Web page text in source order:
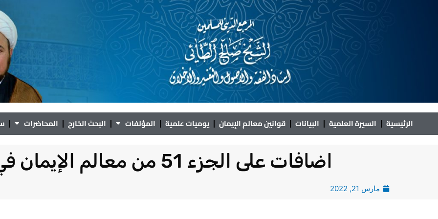
الرئيسية السيرة العلمية البيانات قوانين معالم الإيمان يوميات علمية المؤلفات البحث الخارج المحاضرات
اضافات على الجزء 51 من معالم الإيمان في تفسير القرآن
مارس 21, 2022